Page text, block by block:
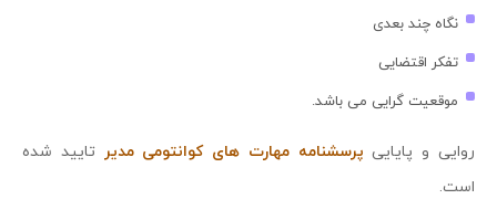
نگاه چند بعدی
تفکر اقتضایی
موقعیت گرایی می باشد.
روایی و پایاییپرسشنامه مهارت های کوانتومی مدیر تایید شده
است.